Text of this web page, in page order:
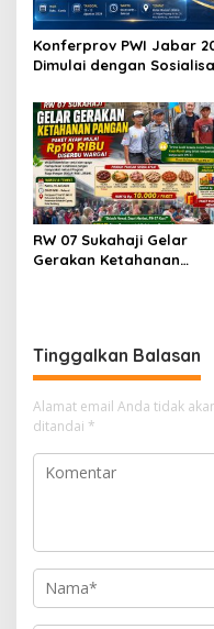
Konferprov PWI Jabar
Dimulai dengan
Transparansi dan
Profesionalisme
RW 07 Sukahaji Gelar
Gerakan Ketahanan
Tinggalkan Balasan
Alamat email Anda tidak
ditandai *